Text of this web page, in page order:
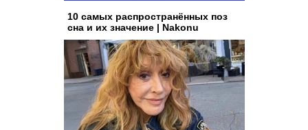
10 самых распространённых поз
сна и их значение | Nakonu